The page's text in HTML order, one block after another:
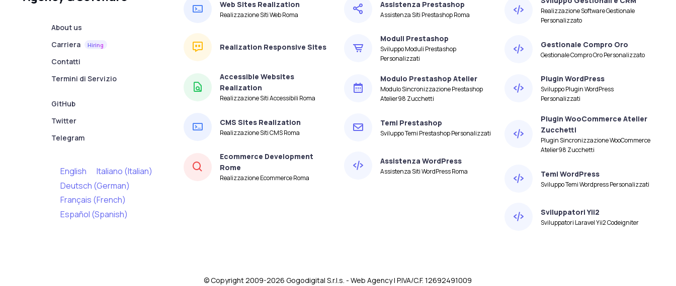
About us
Carriera
Hiring
Contatti
Termini di Servizio
GitHub
Twitter
Telegram
English Italiano (Italian)
Deutsch (German)
Français (French)
Español (Spanish)
Web Sites Realization
Realizzazione Siti Web Roma
Realization Responsive Sites
Accessible Websites
Realization
Realizzazione Siti Accessibili Roma
CMS Sites Realization
Realizzazione Siti CMS Roma
Ecommerce Development
Rome
Realizzazione Ecommerce Roma
Assistenza Prestashop
Assistenza Siti Prestashop Roma
Moduli Prestashop
Sviluppo Moduli Prestashop
Personalizzati
Modulo Prestashop Atelier
Modulo Sincronizzazione Prestashop
Atelier98 Zucchetti
Temi Prestashop
Sviluppo Temi Prestashop Personalizzati
Assistenza WordPress
Assistenza Siti WordPress Roma
Realizzazione Software Gestionale
Personalizzato
Gestionale Compro Oro
Gestionale Compro Oro Personalizzato
Plugin WordPress
Sviluppo Plugin WordPress
Personalizzati
Plugin WooCommerce Atelier
Zucchetti
Plugin Sincronizzazione WooCommerce
Atelier98 Zucchetti
Temi WordPress
Sviluppo Temi Wordpress Personalizzati
Sviluppatori Yii2
Sviluppatori Laravel Yii2 Codeigniter
© Copyright 2009-2026 Gogodigital S.r.l.s. - Web Agency | P.IVA/C.F. 12692491009